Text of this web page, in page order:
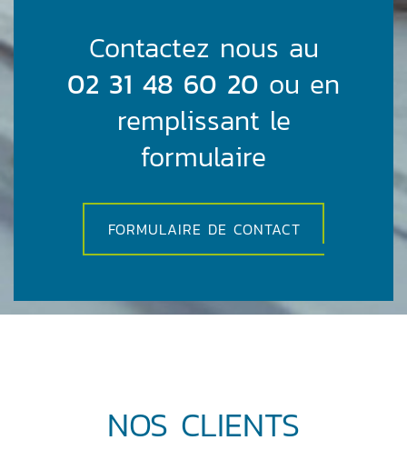
Contactez nous au
02 31 48 60 20 ou en
remplissant le
formulaire
FORMULAIRE DE CONTACT
NOS CLIENTS